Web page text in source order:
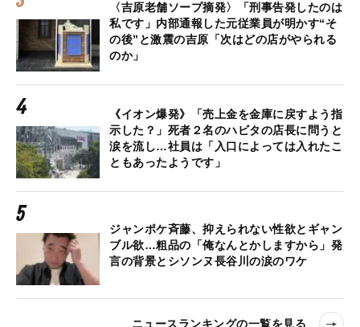
〈吉原老舗ソープ摘発〉「刑事告発したのは
私です」内部通報した元従業員が明かす“そ
の後”と激震の吉原「次はどの店がやられる
のか」
《イオン爆発》「売上金を金庫に戻すよう指
示した？」死者２名のハビタの店長に問うと
涙を流し…社員は「入口によっては入れたこ
ともあったようです」
ジャンポケ斉藤、抑えられない性欲とギャン
ブル欲…粗品の「俺なんとかしますから」発
言の背景とシソンヌ長谷川の涙のワケ
ニュースランキングの一覧を見る